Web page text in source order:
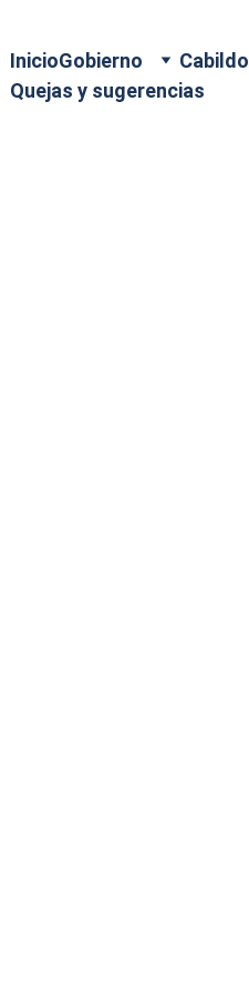
InicioGobierno Cabildo
Quejas y sugerencias